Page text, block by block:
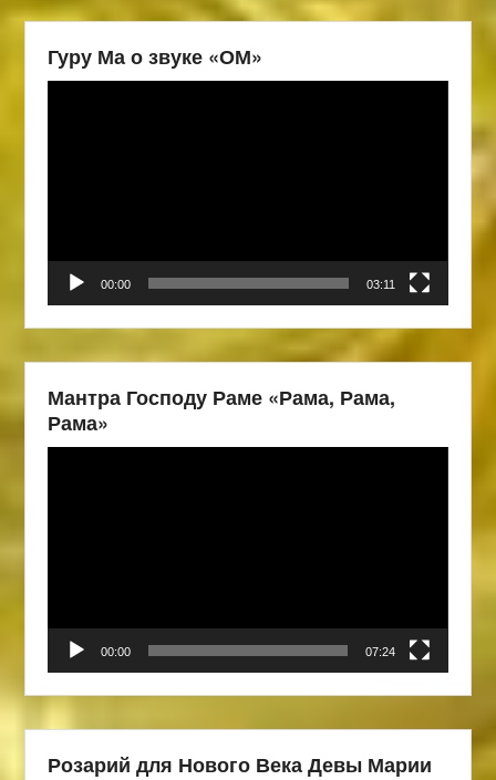
Гуру Ма о звуке «ОМ»
00:00 03:11
Мантра Господу Раме «Рама, Рама,
Рама»
00:00 07:24
Розарий для Нового Века Девы Марии